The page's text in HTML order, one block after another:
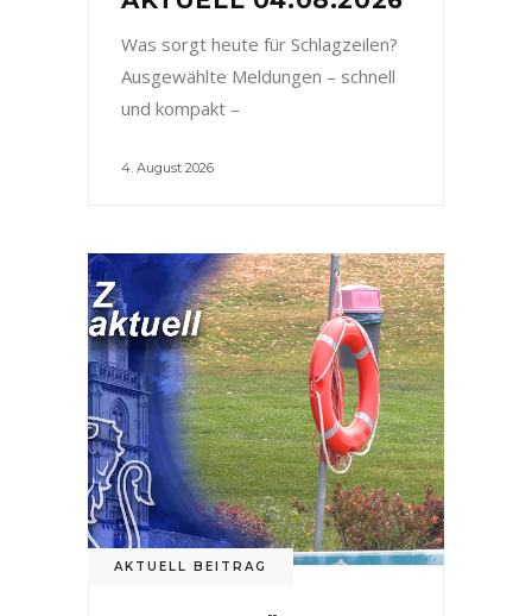
Was sorgt heute für Schlagzeilen?
Ausgewählte Meldungen – schnell
und kompakt –
4. August 2026
AKTUELL BEITRAG